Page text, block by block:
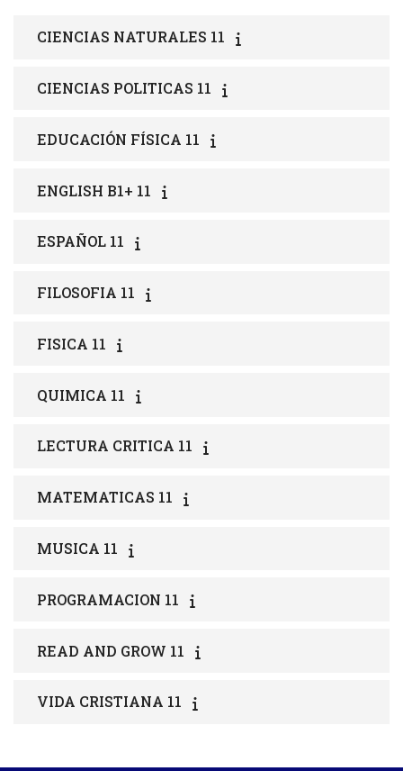
CIENCIAS NATURALES 11
CIENCIAS POLITICAS 11
EDUCACIÓN FÍSICA 11
ENGLISH B1+ 11
ESPAÑOL 11
FILOSOFIA 11
FISICA 11
QUIMICA 11
LECTURA CRITICA 11
MATEMATICAS 11
MUSICA 11
PROGRAMACION 11
READ AND GROW 11
VIDA CRISTIANA 11